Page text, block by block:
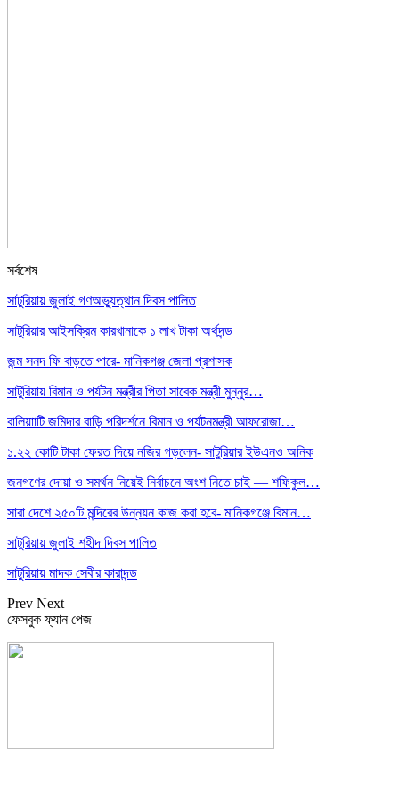
সর্বশেষ
সাটুরিয়ায় জুলাই গণঅভ্যুত্থান দিবস পালিত
সাটুরিয়ার আইসক্রিম কারখানাকে ১ লাখ টাকা অর্থদন্ড
জন্ম সনদ ফি বাড়তে পারে- মানিকগঞ্জ জেলা প্রশাসক
সাটুরিয়ায় বিমান ও পর্যটন মন্ত্রীর পিতা সাবেক মন্ত্রী মুন্নুর…
বালিয়াাটি জমিদার বাড়ি পরিদর্শনে বিমান ও পর্যটনমন্ত্রী আফরোজা…
১.২২ কোটি টাকা ফেরত দিয়ে নজির গড়লেন- সাটুরিয়ার ইউএনও অনিক
জনগণের দোয়া ও সমর্থন নিয়েই নির্বাচনে অংশ নিতে চাই — শফিকুল…
সারা দেশে ২৫০টি মন্দিরের উন্নয়ন কাজ করা হবে- মানিকগঞ্জে বিমান…
সাটুরিয়ায় জুলাই শহীদ দিবস পালিত
সাটুরিয়ায় মাদক সেবীর কারাদন্ড
Prev Next
ফেসবুক ফ্যান পেজ